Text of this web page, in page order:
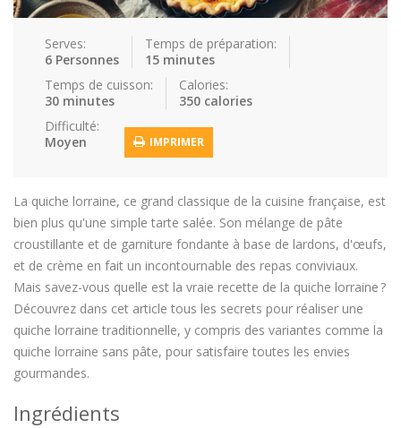
Serves:
6 Personnes
Temps de préparation:
15 minutes
Temps de cuisson:
30 minutes
Calories:
350 calories
Difficulté:
Moyen
IMPRIMER
La quiche lorraine, ce grand classique de la cuisine française, est
bien plus qu'une simple tarte salée. Son mélange de pâte
croustillante et de garniture fondante à base de lardons, d'œufs,
et de crème en fait un incontournable des repas conviviaux.
Mais savez-vous quelle est la vraie recette de la quiche lorraine ?
Découvrez dans cet article tous les secrets pour réaliser une
quiche lorraine traditionnelle, y compris des variantes comme la
quiche lorraine sans pâte, pour satisfaire toutes les envies
gourmandes.
Ingrédients